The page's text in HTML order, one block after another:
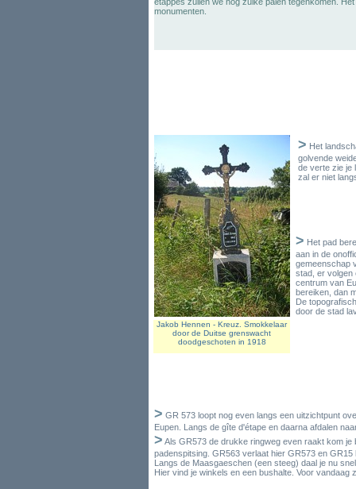
> Het
golvende
de verte zie je
zal er niet
monumenten.
Jakob Hennen - Kreuz. Smokkelaar
door de Duitse grenswacht
doodgeschoten in 1918
> Het pad
aan in de
gemeenschap
stad, er volgen
centrum van
bereiken, dan
De
door de stad
> GR 573 loopt nog even langs een uitzichtpunt
Eupen. Langs de gîte d'étape en daarna afdalen
> Als GR573 de drukke ringweg even raakt kom je
padenspitsing. GR563 verlaat hier GR573 en
Langs de Maasgaeschen (een steeg) daal je nu
Hier vind je winkels en een bushalte. Voor vandaag